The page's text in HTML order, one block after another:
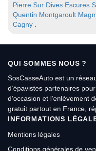
Pierre Sur Dives Escures
Quentin Montgaroult
Cagny
QUI SOMMES NOUS ?
SosCasseAuto est un
d’épavistes partenaires
d’occasion et l’enlèvement
gratuit partout en France,
INFORMATIONS
Mentions légales
Conditions générales de